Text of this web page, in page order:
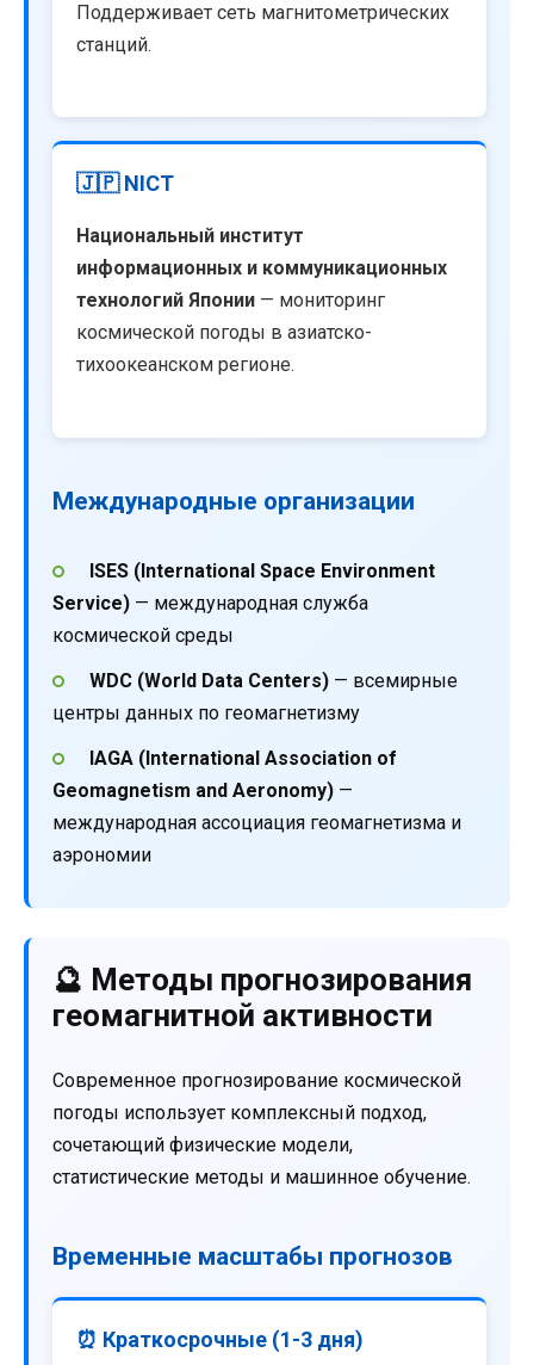
Поддерживает сеть магнитометрических
станций.
🇯🇵 NICT
Национальный институт
информационных и коммуникационных
технологий Японии — мониторинг
космической погоды в азиатско-
тихоокеанском регионе.
Международные организации
ISES (International Space Environment
Service) — международная служба
космической среды
WDC (World Data Centers)— всемирные
центры данных по геомагнетизму
IAGA (International Association of
Geomagnetism and Aeronomy) —
международная ассоциация геомагнетизма и
аэрономии
🔮 Методы прогнозирования
геомагнитной активности
Современное прогнозирование космической
погоды использует комплексный подход,
сочетающий физические модели,
статистические методы и машинное обучение.
Временные масштабы прогнозов
⏰ Краткосрочные (1-3 дня)